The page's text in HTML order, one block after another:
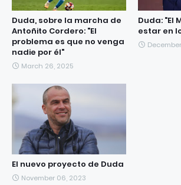
Duda, sobre la marcha de
Antoñito Cordero: "El
problema es que no venga
nadie por él"
March 26, 2025
Duda: "El
estar en
El nuevo proyecto de Duda
November 06, 2023